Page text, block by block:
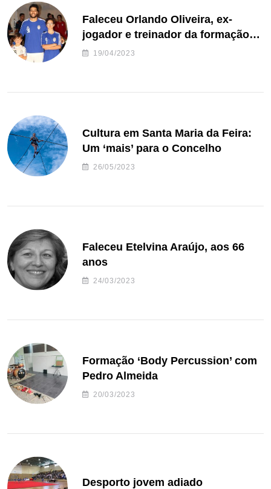
Faleceu Orlando Oliveira, ex-
jogador e treinador da formação
de andebol do Feirense
19/04/2023
Cultura em Santa Maria da Feira:
Um ‘mais’ para o Concelho
26/05/2023
Faleceu Etelvina Araújo, aos 66
anos
24/03/2023
Formação ‘Body Percussion’ com
Pedro Almeida
20/03/2023
Desporto jovem adiado